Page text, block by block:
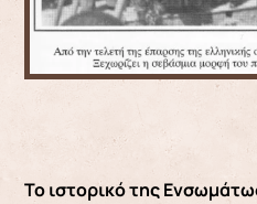
Το ιστορικό της